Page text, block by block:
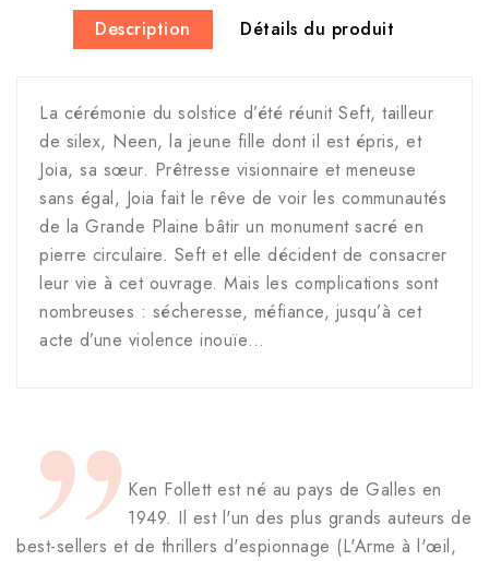
Description Détails du produit
La cérémonie du solstice d’été réunit Seft, tailleur
de silex, Neen, la jeune fille dont il est épris, et
Joia, sa sœur. Prêtresse visionnaire et meneuse
sans égal, Joia fait le rêve de voir les communautés
de la Grande Plaine bâtir un monument sacré en
pierre circulaire. Seft et elle décident de consacrer
leur vie à cet ouvrage. Mais les complications sont
nombreuses : sécheresse, méfiance, jusqu’à cet
acte d’une violence inouïe…
Ken Follett est né au pays de Galles en
1949. Il est l'un des plus grands auteurs de
best-sellers et de thrillers d'espionnage (L'Arme à l'œil,